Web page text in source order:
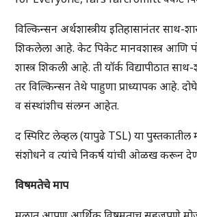
विल्किन्सन अर्थशास्त्रीय इतिहासानंतर साथ-
शिकलेला आहे. केट पिकेट मानवशास्त्र आणि
शास्त्र शिकली आहे. ती यॉर्क विद्यापीठात साथ-
तर विल्किन्सन तेथे पाहुणा प्राध्यापक आहे.
व संस्थांशीच संलग्न आहेत.
द स्पिरिट लेव्हल (यापुढे TSL) या पुस्तकातील
संशोधने व त्यांचे निकर्ष यांची ओळख करून
विषमतेचे माप